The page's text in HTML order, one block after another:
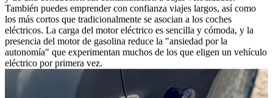
También puedes emprender con confianza viajes largos, así como
los más cortos que tradicionalmente se asocian a los coches
eléctricos. La carga del motor eléctrico es sencilla y cómoda, y la
presencia del motor de gasolina reduce la "ansiedad por la
autonomía" que experimentan muchos de los que eligen un vehículo
eléctrico por primera vez.